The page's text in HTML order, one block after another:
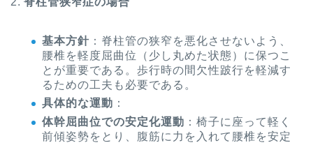
基本方針 ：脊柱管の狭窄を悪化させないよう、
腰椎を軽度屈曲位（少し丸めた状態）に保つこ
とが重要である。歩行時の間欠性跛行を軽減す
るための工夫も必要である。
具体的な運動 ：
体幹屈曲位での安定化運動 ：椅子に座って軽く
前傾姿勢をとり、腹筋に力を入れて腰椎を安定